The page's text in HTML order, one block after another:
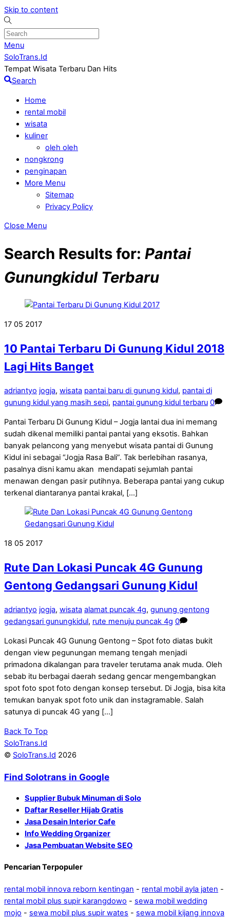
Skip to content
Menu
SoloTrans.Id
Tempat Wisata Terbaru Dan Hits
Search
Home
rental mobil
wisata
kuliner
oleh oleh
nongkrong
penginapan
More Menu
Sitemap
Privacy Policy
Close Menu
Search Results for: Pantai
Gunungkidul Terbaru
17 05 2017
10 Pantai Terbaru Di Gunung Kidul 2018
Lagi Hits Banget
adriantyo jogja, wisata pantai baru di gunung kidul, pantai di
gunung kidul yang masih sepi, pantai gunung kidul terbaru 0
Pantai Terbaru Di Gunung Kidul – Jogja lantai dua ini memang
sudah dikenal memiliki pantai pantai yang eksotis. Bahkan
banyak pelancong yang menyebut wisata pantai di Gunung
Kidul ini sebagai “Jogja Rasa Bali”. Tak berlebihan rasanya,
pasalnya disni kamu akan mendapati sejumlah pantai
menawan dengan pasir putihnya. Beberapa pantai yang cukup
terkenal diantaranya pantai krakal, […]
18 05 2017
Rute Dan Lokasi Puncak 4G Gunung
Gentong Gedangsari Gunung Kidul
adriantyo jogja, wisata alamat puncak 4g, gunung gentong
gedangsari gunungkidul, rute menuju puncak 4g 0
Lokasi Puncak 4G Gunung Gentong – Spot foto diatas bukit
dengan view pegunungan memang tengah menjadi
primadona dikalangan para traveler terutama anak muda. Oleh
sebab itu berbagai daerah sedang gencar mengembangkan
spot foto spot foto dengan konsep tersebut. Di Jogja, bisa kita
temukan banyak spot foto unik dan instagramable. Salah
satunya di puncak 4G yang […]
Back To Top
SoloTrans.Id
© SoloTrans.Id 2026
Find Solotrans in Google
Supplier Bubuk Minuman di Solo
Daftar Reseller Hijab Gratis
Jasa Desain Interior Cafe
Info Wedding Organizer
Jasa Pembuatan Website SEO
Pencarian Terpopuler
rental mobil innova reborn kentingan - rental mobil ayla jaten -
rental mobil plus supir karangdowo - sewa mobil wedding
mojo - sewa mobil plus supir wates - sewa mobil kijang innova